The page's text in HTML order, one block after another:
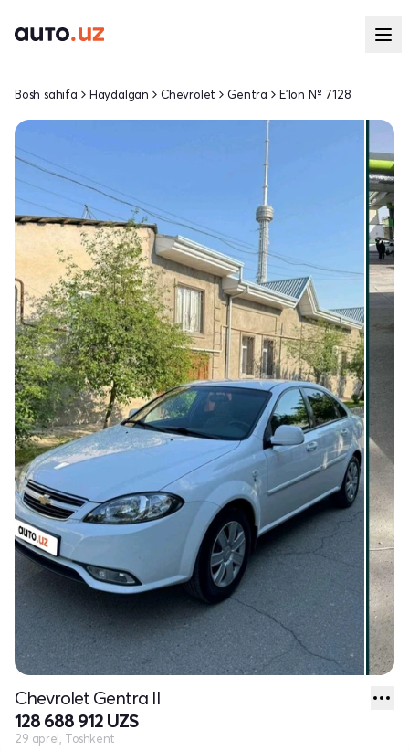
Bosh sahifa Haydalgan Chevrolet Gentra E'lon № 7128
Chevrolet Gentra II
128 688 912 UZS
29 aprel, Toshkent